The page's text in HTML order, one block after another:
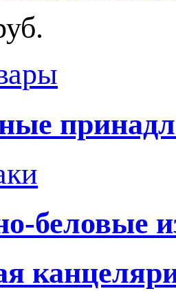
беловые